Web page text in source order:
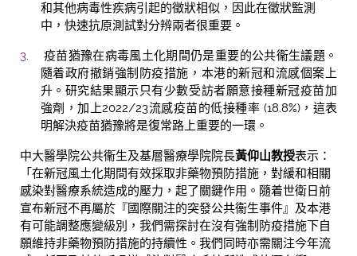
和其他病毒性疾病引起的徵狀相似，因此在徵狀監測
中，快速抗原測試對分辨兩者很重要。
疫苗猶豫在病毒風土化期間仍是重要的公共衞生議題。
隨着政府撤銷強制防疫措施，本港的新冠和流感個案上
升。研究結果顯示只有少數受訪者願意接種新冠疫苗加
強劑，加上2022/23流感疫苗的低接種率 (18.8%)，這表
明解決疫苗猶豫將是復常路上重要的一環。
中大醫學院公共衞生及基層醫療學院院長黃仰山教授表示：
「在新冠風土化期間有效採取非藥物預防措施，對緩和相關
感染對醫療系統造成的壓力，起了關鍵作用。隨着世衛日前
宣布新冠不再屬於『國際關注的突發公共衞生事件』及本港
有可能調整應變級別，我們需探討在沒有強制防疫措施下自
願維持非藥物預防措施的持續性。我們同時亦需關注今年流